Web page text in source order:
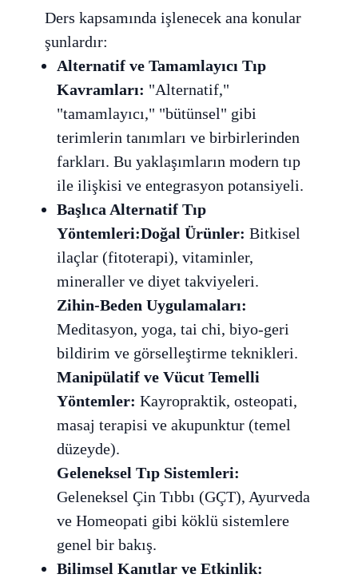
Ders kapsamında işlenecek ana konular
şunlardır:
Alternatif ve Tamamlayıcı Tıp
Kavramları: "Alternatif,"
"tamamlayıcı," "bütünsel" gibi
terimlerin tanımları ve birbirlerinden
farkları. Bu yaklaşımların modern tıp
ile ilişkisi ve entegrasyon potansiyeli.
Başlıca Alternatif Tıp
Yöntemleri:Doğal Ürünler: Bitkisel
ilaçlar (fitoterapi), vitaminler,
mineraller ve diyet takviyeleri.
Zihin-Beden Uygulamaları:
Meditasyon, yoga, tai chi, biyo-geri
bildirim ve görselleştirme teknikleri.
Manipülatif ve Vücut Temelli
Yöntemler: Kayropraktik, osteopati,
masaj terapisi ve akupunktur (temel
düzeyde).
Geleneksel Tıp Sistemleri:
Geleneksel Çin Tıbbı (GÇT), Ayurveda
ve Homeopati gibi köklü sistemlere
genel bir bakış.
Bilimsel Kanıtlar ve Etkinlik: